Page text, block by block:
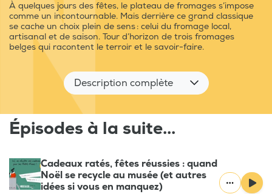
À quelques jours des fêtes, le plateau de fromages s’impose
comme un incontournable. Mais derrière ce grand classique
se cache un choix plein de sens : celui du fromage local,
artisanal et de saison. Tour d’horizon de trois fromages
belges qui racontent le terroir et le savoir-faire.
Description complète
Épisodes à la suite...
Cadeaux ratés, fêtes réussies : quand
Noël se recycle au musée (et autres
idées si vous en manquez)